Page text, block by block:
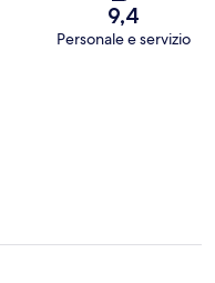
9,4
Personale e servizio